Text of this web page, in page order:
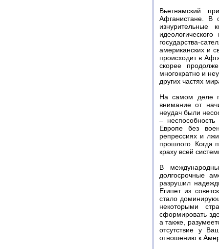
Вьетнамский
Афганистане. В
изнурительные
государства-
американских и
происходит в
скорее
многократно и
других частях
На самом деле
внимание от
неудач были
–
Европе без
репрессиях и
прошлого. Когда
краху всей
В
долгосрочные
разрушил
Египет из
стало
некоторыми
сформировать
а также,
отсутствие у
отношению к